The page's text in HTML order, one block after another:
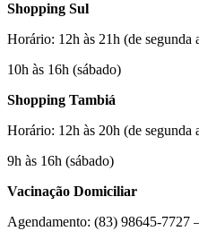
Shopping Sul
Horário: 12h às 21h (de segunda
10h às 16h (sábado)
Shopping Tambiá
Horário: 12h às 20h (de segunda
9h às 16h (sábado)
Vacinação Domiciliar
Agendamento: (83) 98645-7727